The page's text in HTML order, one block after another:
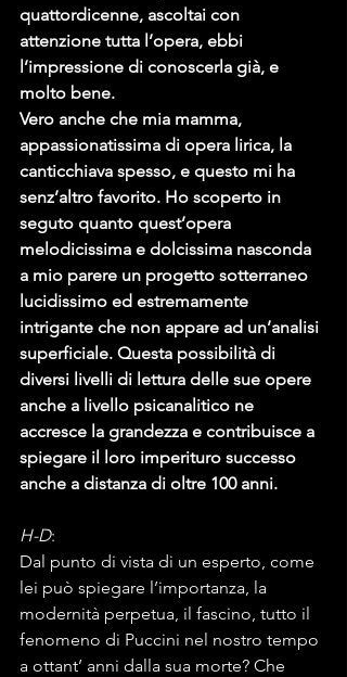
quattordicenne, ascoltai con
attenzione tutta l’opera, ebbi
l’impressione di conoscerla già, e
molto bene.
Vero anche che mia mamma,
appassionatissima di opera lirica, la
canticchiava spesso, e questo mi ha
senz’altro favorito. Ho scoperto in
seguto quanto quest’opera
melodicissima e dolcissima nasconda
a mio parere un progetto sotterraneo
lucidissimo ed estremamente
intrigante che non appare ad un’analisi
superficiale. Questa possibilità di
diversi livelli di lettura delle sue opere
anche a livello psicanalitico ne
accresce la grandezza e contribuisce a
spiegare il loro imperituro successo
anche a distanza di oltre 100 anni.
H-D:
Dal punto di vista di un esperto, come
lei può spiegare l’importanza, la
modernità perpetua, il fascino, tutto il
fenomeno di Puccini nel nostro tempo
a ottant’ anni dalla sua morte? Che